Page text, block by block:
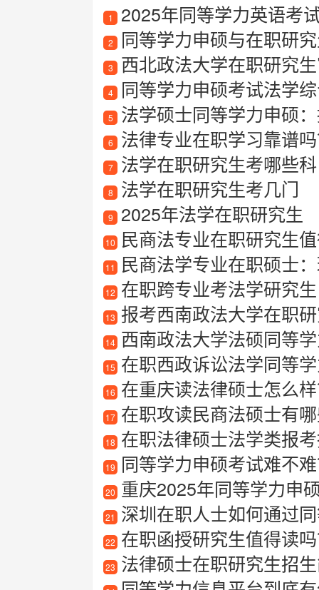
1 2025年同等学力英语考
2 同等学力申硕与在职研
3 西北政法大学在职研究
4 同等学力申硕考试法学
5 法学硕士同等学力申硕
6 法律专业在职学习靠谱吗
7 法学在职研究生考哪些
8 法学在职研究生考几门
9 2025年法学在职研究生
10 民商法专业在职研究生
11 民商法学专业在职硕士
12 在职跨专业考法学研究生
13 报考西南政法大学在职
14 西南政法大学法硕同等
15 在职西政诉讼法学同等
16 在重庆读法律硕士怎么
17 在职攻读民商法硕士有
18 在职法律硕士法学类报考
19 同等学力申硕考试难不
20 重庆2025年同等学力申
21 深圳在职人士如何通过同
22 在职函授研究生值得读吗
23 法律硕士在职研究生招